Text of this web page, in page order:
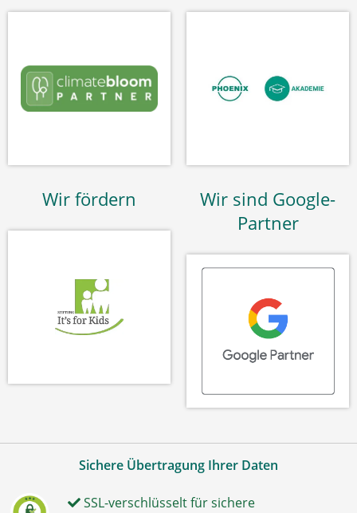
Wir fördern
Wir sind Google-
Partner
Sichere Übertragung Ihrer Daten
SSL-verschlüsselt für sichere